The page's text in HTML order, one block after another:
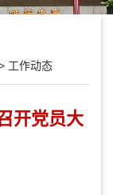
工作动态
开党员大